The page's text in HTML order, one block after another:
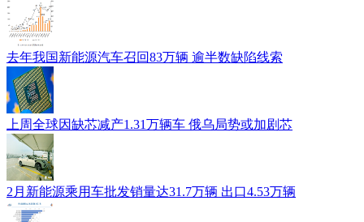
去年我国新能源汽车召回83万辆 逾半数缺陷线索
上周全球因缺芯减产1.31万辆车 俄乌局势或加剧芯
2月新能源乘用车批发销量达31.7万辆 出口4.53万辆